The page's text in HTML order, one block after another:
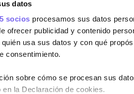
datos
socios procesamos sus datos
ofrecer publicidad y contenido
usa sus datos y con qué
consentimiento.
sobre cómo se procesan sus
la Declaración de cookies.